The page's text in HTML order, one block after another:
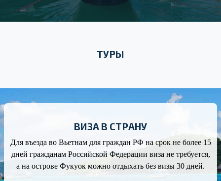
ТУРЫ
ВИЗА В СТРАНУ
Для въезда во Вьетнам для граждан РФ на срок не более 15
дней гражданам Российской Федерации виза не требуется,
а на острове Фукуок можно отдыхать без визы 30 дней.